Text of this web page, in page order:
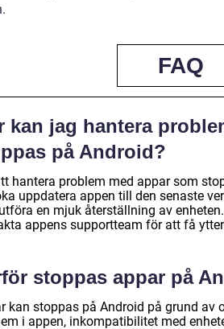
FAQ
kan jag hantera
på Android?
hantera problem med appar som
uppdatera appen till den senaste
en mjuk återställning av
appens supportteam för att få
stoppas appar på
kan stoppas på Android på grund av
i appen, inkompatibilitet med